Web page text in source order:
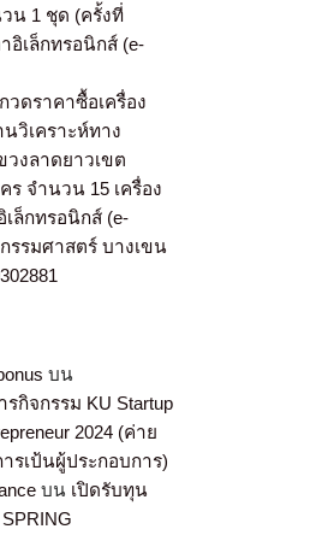
น 1 ชุด (ครั้งที่
อิเล็กทรอนิกส์ (e-
ดราคาซื้อเครื่อง
วิเคราะห์ทาง
วงลาดยาวเขต
ร จำนวน 15 เครื่อง
ล็กทรอนิกส์ (e-
รรมศาสตร์ บางเขน
บน
กิจกรรม KU Startup
2024 (ค่าย
รเป้นผู้ประกอบการ)
บน เปิดรับทุน